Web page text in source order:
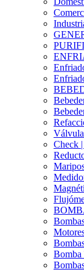
Check
Bomba